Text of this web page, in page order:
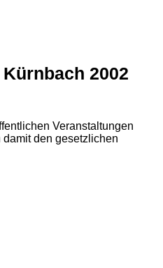
2002
Veranstaltungen
den gesetzlichen